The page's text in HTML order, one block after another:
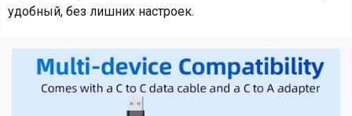
удобный, без лишних настроек.